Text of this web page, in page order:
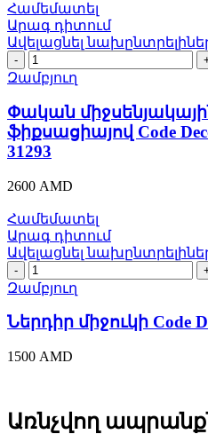
Համեմատել
Արագ դիտում
Ավելացնել
Փական
միջսենյակային
ֆիքսացիայով
Code
Deco
5300-
WC-
31293
quantity
Զամբյուղ
Փական
ֆիքսացիայով Code
31293
2600 AMD
Համեմատել
Արագ դիտում
Ավելացնել
Ներդիր
միջուկի
Code
Deco
DP-
C-
22-
Զամբյուղ
Ներդիր միջուկի Code
1500 AMD
Առնչվող